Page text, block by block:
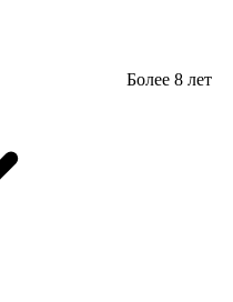
Более 8 лет